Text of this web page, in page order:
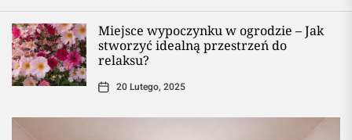
Miejsce wypoczynku w ogrodzie – Jak
stworzyć idealną przestrzeń do
relaksu?
20 Lutego, 2025